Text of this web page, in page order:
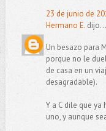
23 de junio de
Hermano E.dijo...
Un besazo para
porque no le
de casa en un
desagradable).
Y a C dile que
uno, y aunque